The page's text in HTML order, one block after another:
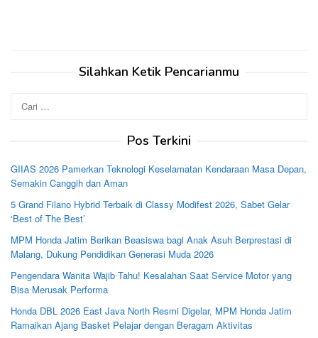
Silahkan Ketik Pencarianmu
untuk:
Pos Terkini
GIIAS 2026 Pamerkan Teknologi Keselamatan Kendaraan Masa Depan,
Semakin Canggih dan Aman
5 Grand Filano Hybrid Terbaik di Classy Modifest 2026, Sabet Gelar
‘Best of The Best’
MPM Honda Jatim Berikan Beasiswa bagi Anak Asuh Berprestasi di
Malang, Dukung Pendidikan Generasi Muda 2026
Pengendara Wanita Wajib Tahu! Kesalahan Saat Service Motor yang
Bisa Merusak Performa
Honda DBL 2026 East Java North Resmi Digelar, MPM Honda Jatim
Ramaikan Ajang Basket Pelajar dengan Beragam Aktivitas